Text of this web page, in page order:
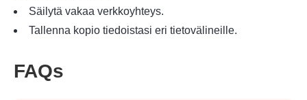
Vaihe 2.
Säilytä vakaa verkkoyhteys.
Tallenna kopio tiedoistasi eri tietovälineille.
FAQs